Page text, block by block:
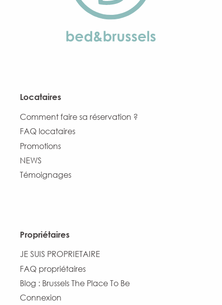
Locataires
Comment faire sa réservation ?
FAQ locataires
Promotions
NEWS
Témoignages
Propriétaires
JE SUIS PROPRIETAIRE
FAQ propriétaires
Blog : Brussels The Place To Be
Connexion